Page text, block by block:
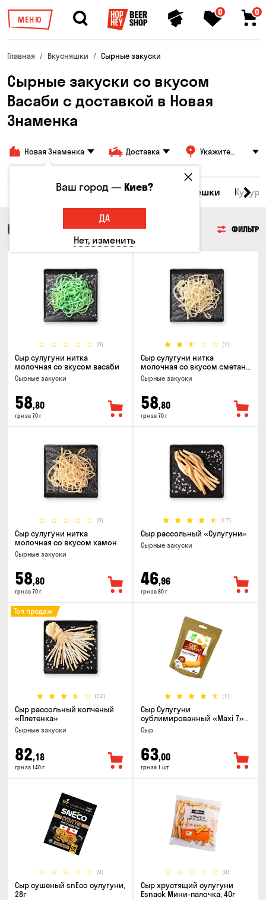
МЕНЮ
0 0
Главная Вкусняшки Сырные закуски
Сырные закуски со вкусом
Васаби с доставкой в ​​Новая
Знаменка
Новая Знаменка Доставка
Укажите
Морепродукты Сырные закуски Орешки
СЫРНЫЕ ЗАКУСКИ ФИЛЬТР
(0)
Сыр сулугуни нитка
молочная со вкусом васаби
Cырные закуски
58,80
грн за 70 г
(1)
Сыр сулугуни нитка
молочная со вкусом сметаны
и зелени
Cырные закуски
58,80
грн за 70 г
(0)
Сыр сулугуни нитка
молочная со вкусом хамон
Cырные закуски
58,80
грн за 70 г
(17)
Сыр рассольный «Сулугуни»
Cырные закуски
46,96
грн за 80 г
(12)
Топ продаж
Сыр рассольный копченый
«Плетенка»
Cырные закуски
82,18
грн за 140 г
(1)
Сыр Сулугуни
сублимированный «Maxi 7»
кусочки, 30г
Сыр
63,00
грн за 1 шт
(0)
Сыр сушеный snEco сулугуни,
28г
(0)
Сыр хрустящий сулугуни
Esnack Мини-палочка, 40г
Ваш город —Киев?
ДА
Нет, изменить